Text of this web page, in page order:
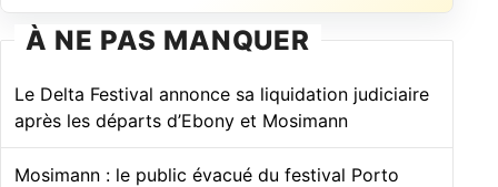
À NE PAS MANQUER
Le Delta Festival annonce sa liquidation judiciaire
après les départs d’Ebony et Mosimann
Mosimann : le public évacué du festival Porto